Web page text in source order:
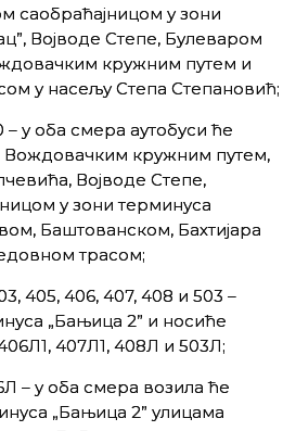
саобраћајницом у зони
Војводе Степе, Булеваром
кружним путем и
у насељу Степа Степановић;
– у оба смера аутобуси ће
Вождовачким кружним путем,
Војводе Степе,
у зони терминуса
Баштованском, Бахтијара
трасом;
405, 406, 407, 408 и 503 –
„Бањица 2” и носиће
407Л1, 408Л и 503Л;
– у оба смера возила ће
„Бањица 2” улицама